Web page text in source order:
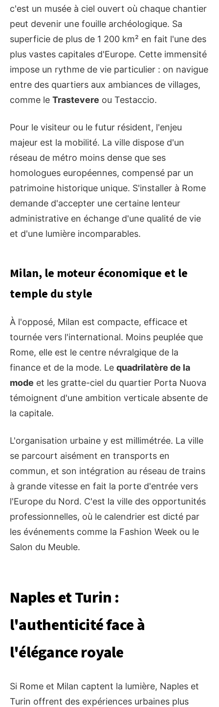
c'est un musée à ciel ouvert où chaque chantier
peut devenir une fouille archéologique. Sa
superficie de plus de 1 200 km² en fait l'une des
plus vastes capitales d'Europe. Cette immensité
impose un rythme de vie particulier : on navigue
entre des quartiers aux ambiances de villages,
comme le Trastevere ou Testaccio.
Pour le visiteur ou le futur résident, l'enjeu
majeur est la mobilité. La ville dispose d'un
réseau de métro moins dense que ses
homologues européennes, compensé par un
patrimoine historique unique. S'installer à Rome
demande d'accepter une certaine lenteur
administrative en échange d'une qualité de vie
et d'une lumière incomparables.
Milan, le moteur économique et le
temple du style
À l'opposé, Milan est compacte, efficace et
tournée vers l'international. Moins peuplée que
Rome, elle est le centre névralgique de la
finance et de la mode. Le quadrilatère de la
mode et les gratte-ciel du quartier Porta Nuova
témoignent d'une ambition verticale absente de
la capitale.
L'organisation urbaine y est millimétrée. La ville
se parcourt aisément en transports en
commun, et son intégration au réseau de trains
à grande vitesse en fait la porte d'entrée vers
l'Europe du Nord. C'est la ville des opportunités
professionnelles, où le calendrier est dicté par
les événements comme la Fashion Week ou le
Salon du Meuble.
Naples et Turin :
l'authenticité face à
l'élégance royale
Si Rome et Milan captent la lumière, Naples et
Turin offrent des expériences urbaines plus